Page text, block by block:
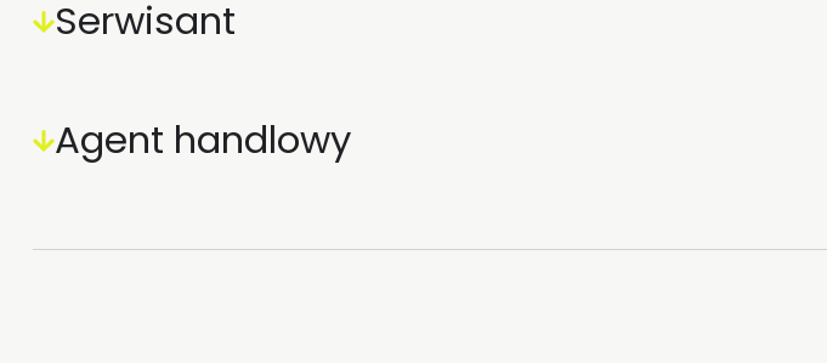
Serwisant
Agent handlowy